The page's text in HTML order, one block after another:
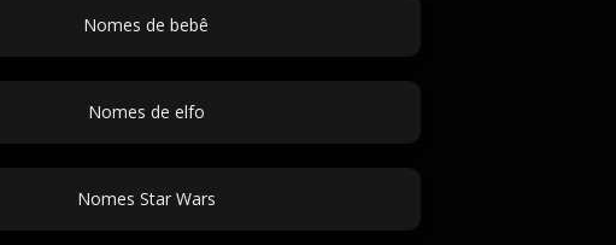
Nomes de bebê
Nomes de elfo
Nomes Star Wars